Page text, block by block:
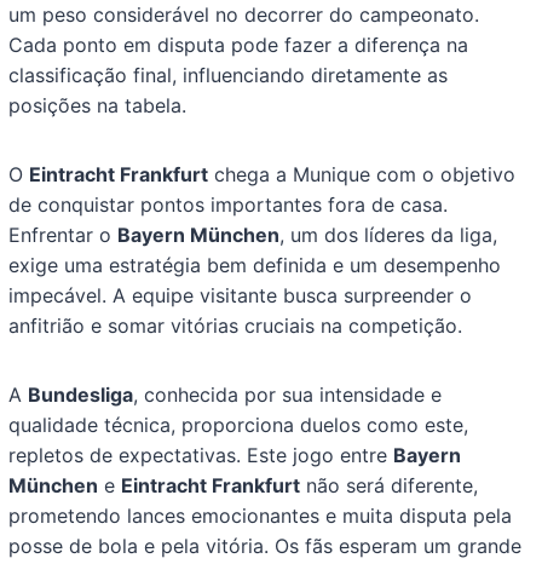
um peso considerável no decorrer do campeonato.
Cada ponto em disputa pode fazer a diferença na
classificação final, influenciando diretamente as
posições na tabela.
O Eintracht Frankfurt chega a Munique com o objetivo
de conquistar pontos importantes fora de casa.
Enfrentar o Bayern München, um dos líderes da liga,
exige uma estratégia bem definida e um desempenho
impecável. A equipe visitante busca surpreender o
anfitrião e somar vitórias cruciais na competição.
A Bundesliga, conhecida por sua intensidade e
qualidade técnica, proporciona duelos como este,
repletos de expectativas. Este jogo entre Bayern
München e Eintracht Frankfurt não será diferente,
prometendo lances emocionantes e muita disputa pela
posse de bola e pela vitória. Os fãs esperam um grande